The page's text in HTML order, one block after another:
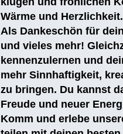
Wärme und
Als Dankeschön für
und vieles mehr!
kennenzulernen und
mehr Sinnhaftigkeit,
zu bringen. Du kannst
Freude und neuer
Komm und erlebe